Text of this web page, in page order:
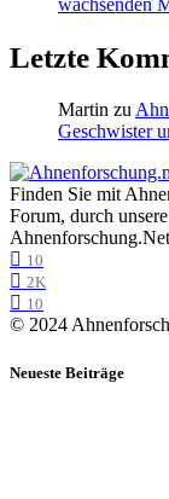
wachsenden
Letzte
Martin zu
Geschwister
Finden Sie mit
Forum, durch
10
2K
10
© 2024
Neueste Beiträge